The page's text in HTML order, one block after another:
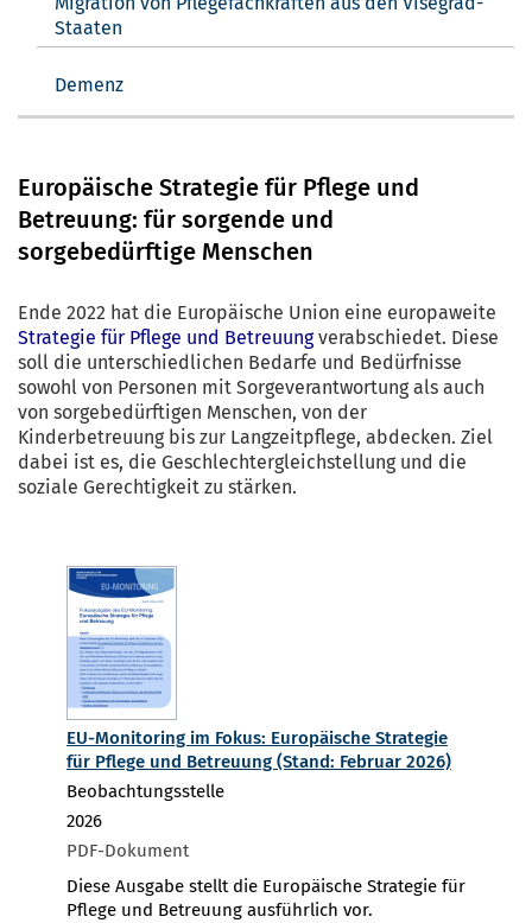
Staaten
Demenz
Europäische Strategie für Pflege und
Betreuung: für sorgende und
sorgebedürftige Menschen
Ende 2022 hat die Europäische Union eine europaweite
Strategie für Pflege und Betreuungverabschiedet. Diese
soll die unterschiedlichen Bedarfe und Bedürfnisse
sowohl von Personen mit Sorgeverantwortung als auch
von sorgebedürftigen Menschen, von der
Kinderbetreuung bis zur Langzeitpflege, abdecken. Ziel
dabei ist es, die Geschlechtergleichstellung und die
soziale Gerechtigkeit zu stärken.
EU-Monitoring im Fokus: Europäische Strategie
für Pflege und Betreuung (Stand: Februar 2026)
Beobachtungsstelle
2026
PDF-Dokument
Diese Ausgabe stellt die Europäische Strategie für
Pflege und Betreuung ausführlich vor.